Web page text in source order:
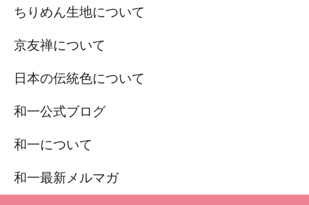
ちりめん生地について
京友禅について
日本の伝統色について
和一公式ブログ
和一について
和一最新メルマガ